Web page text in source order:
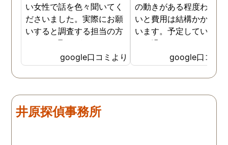
い女性で話を色々聞いてく
ださいました。実際にお願
いすると調査する担当の方
とのやり取りがメインで、
色々不安や心配な事の共有
をしてくれました。探偵の
方に依頼となると丸投げで
が、二人三脚で協力しあい
ながら、進めて行った感じ
google口コミより
の動きがある程度わから
いと費用は結構かかると
います。予定していた時
より過ぎてしまいました
が、そのまま調査してい
だき、しっかり証拠取れ
した。あ、もちろん過ぎ
調査が終わって今後どう
google口コミ
井原探偵事務所